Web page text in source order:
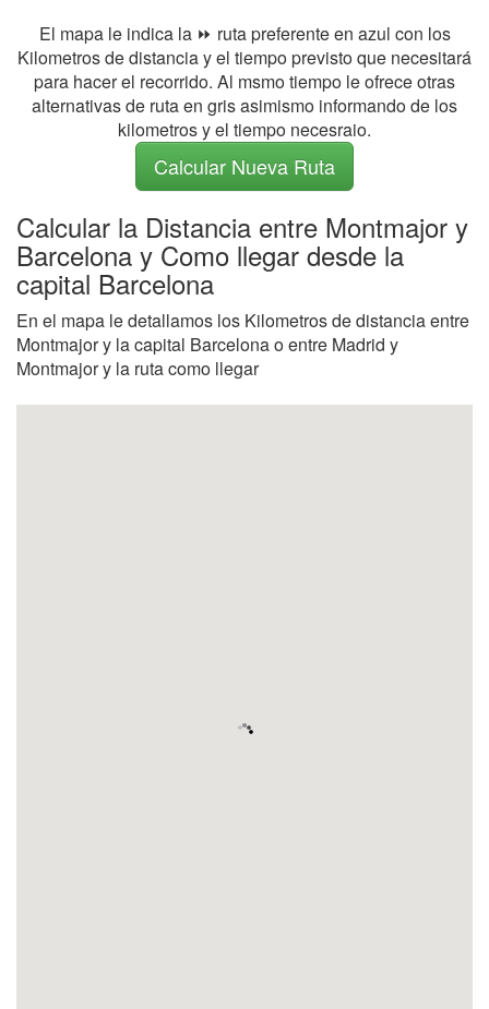
El mapa le indica la ⏩ ruta preferente en azul con los
Kilometros de distancia y el tiempo previsto que necesitará
para hacer el recorrido. Al msmo tiempo le ofrece otras
alternativas de ruta en gris asimismo informando de los
kilometros y el tiempo necesraio.
Calcular Nueva Ruta
Calcular la Distancia entre Montmajor y
Barcelona y Como llegar desde la
capital Barcelona
En el mapa le detallamos los Kilometros de distancia entre
Montmajor y la capital Barcelona o entre Madrid y
Montmajor y la ruta como llegar